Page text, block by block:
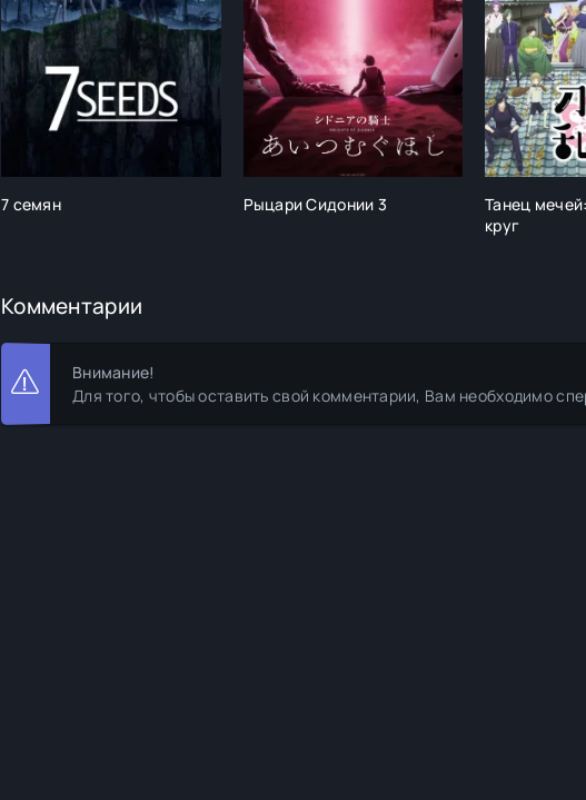
7 семян Рыцари Сидонии 3
Танец
круг
Комментарии
Внимание!
Для того, чтобы оставить свой комментарии, Вам необходимо